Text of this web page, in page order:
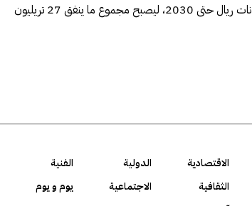
الاستهلاكي الخاص المتوقع أن يصل إلى 5 تريليونات ريال حتى 2030، ليصبح مجموع ما ينفق 27 تريليون
الاقتصادية الدولية الفنية
الثقافية الاجتماعية يوم و يوم